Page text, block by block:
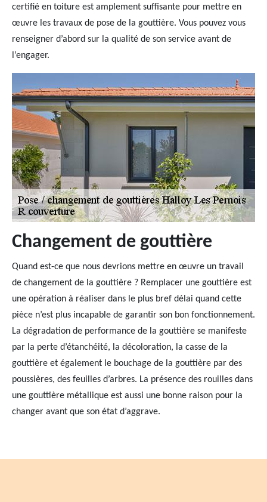
certifié en toiture est amplement suffisante pour mettre en
œuvre les travaux de pose de la gouttière. Vous pouvez vous
renseigner d’abord sur la qualité de son service avant de
l’engager.
Changement de gouttière
Quand est-ce que nous devrions mettre en œuvre un travail
de changement de la gouttière ? Remplacer une gouttière est
une opération à réaliser dans le plus bref délai quand cette
pièce n’est plus incapable de garantir son bon fonctionnement.
La dégradation de performance de la gouttière se manifeste
par la perte d’étanchéité, la décoloration, la casse de la
gouttière et également le bouchage de la gouttière par des
poussières, des feuilles d’arbres. La présence des rouilles dans
une gouttière métallique est aussi une bonne raison pour la
changer avant que son état d’aggrave.